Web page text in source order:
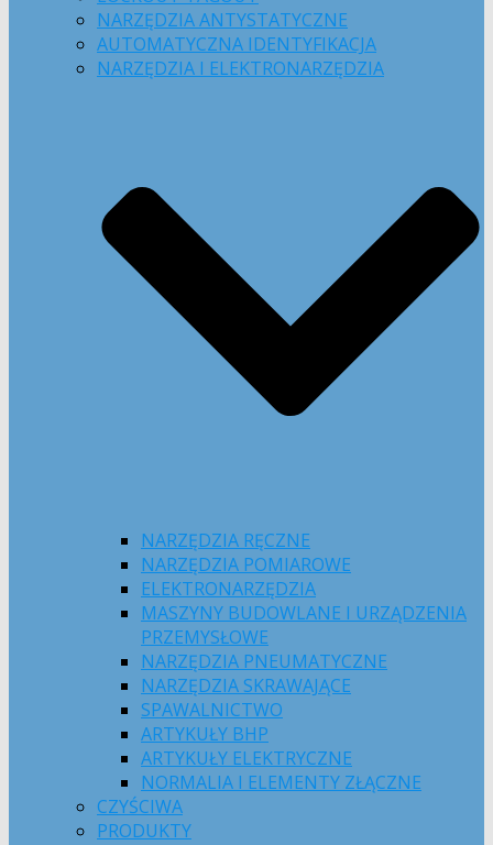
NARZĘDZIA ANTYSTATYCZNE
AUTOMATYCZNA IDENTYFIKACJA
NARZĘDZIA I ELEKTRONARZĘDZIA
NARZĘDZIA RĘCZNE
NARZĘDZIA POMIAROWE
ELEKTRONARZĘDZIA
MASZYNY BUDOWLANE I URZĄDZENIA
PRZEMYSŁOWE
NARZĘDZIA PNEUMATYCZNE
NARZĘDZIA SKRAWAJĄCE
SPAWALNICTWO
ARTYKUŁY BHP
ARTYKUŁY ELEKTRYCZNE
NORMALIA I ELEMENTY ZŁĄCZNE
CZYŚCIWA
PRODUKTY